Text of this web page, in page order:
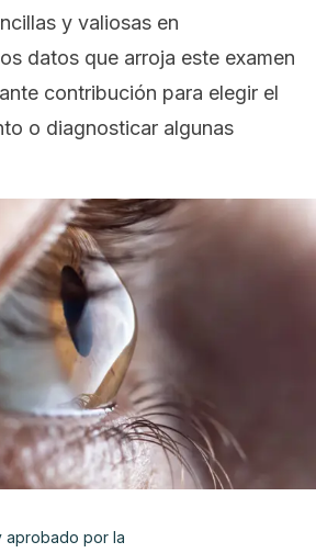
y valiosas en
datos que arroja este examen
contribución para elegir el
o diagnosticar algunas
aprobado por la